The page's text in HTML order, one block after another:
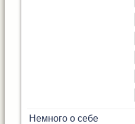
Немного о себе